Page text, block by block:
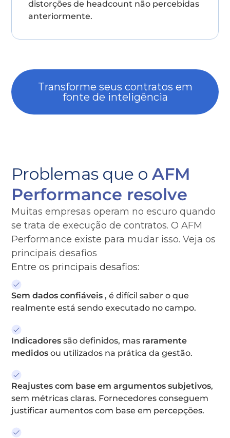
distorções de headcount não percebidas
anteriormente.
Transforme seus contratos em
fonte de inteligência
Problemas que oAFM
Performance resolve
Muitas empresas operam no escuro quando
se trata de execução de contratos. O AFM
Performance existe para mudar isso. Veja os
principais desafios
Entre os principais desafios:
Sem dados confiáveis , é difícil saber o que
realmente está sendo executado no campo.
Indicadores são definidos, mas raramente
medidos ou utilizados na prática da gestão.
Reajustes com base em argumentos subjetivos,
sem métricas claras. Fornecedores conseguem
justificar aumentos com base em percepções.